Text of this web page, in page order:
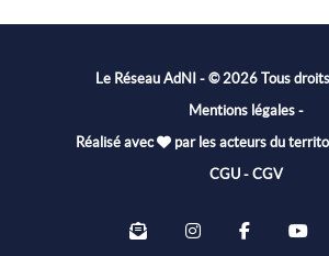
Le Réseau AdNI - © 2026 Tous
Mentions légales-
Réalisé avec
par les acteurs du
CGU- CGV